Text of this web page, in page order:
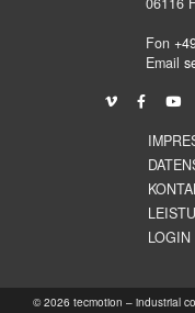
Fon
Email
LOGIN
© 2026 tecmotion – industrial